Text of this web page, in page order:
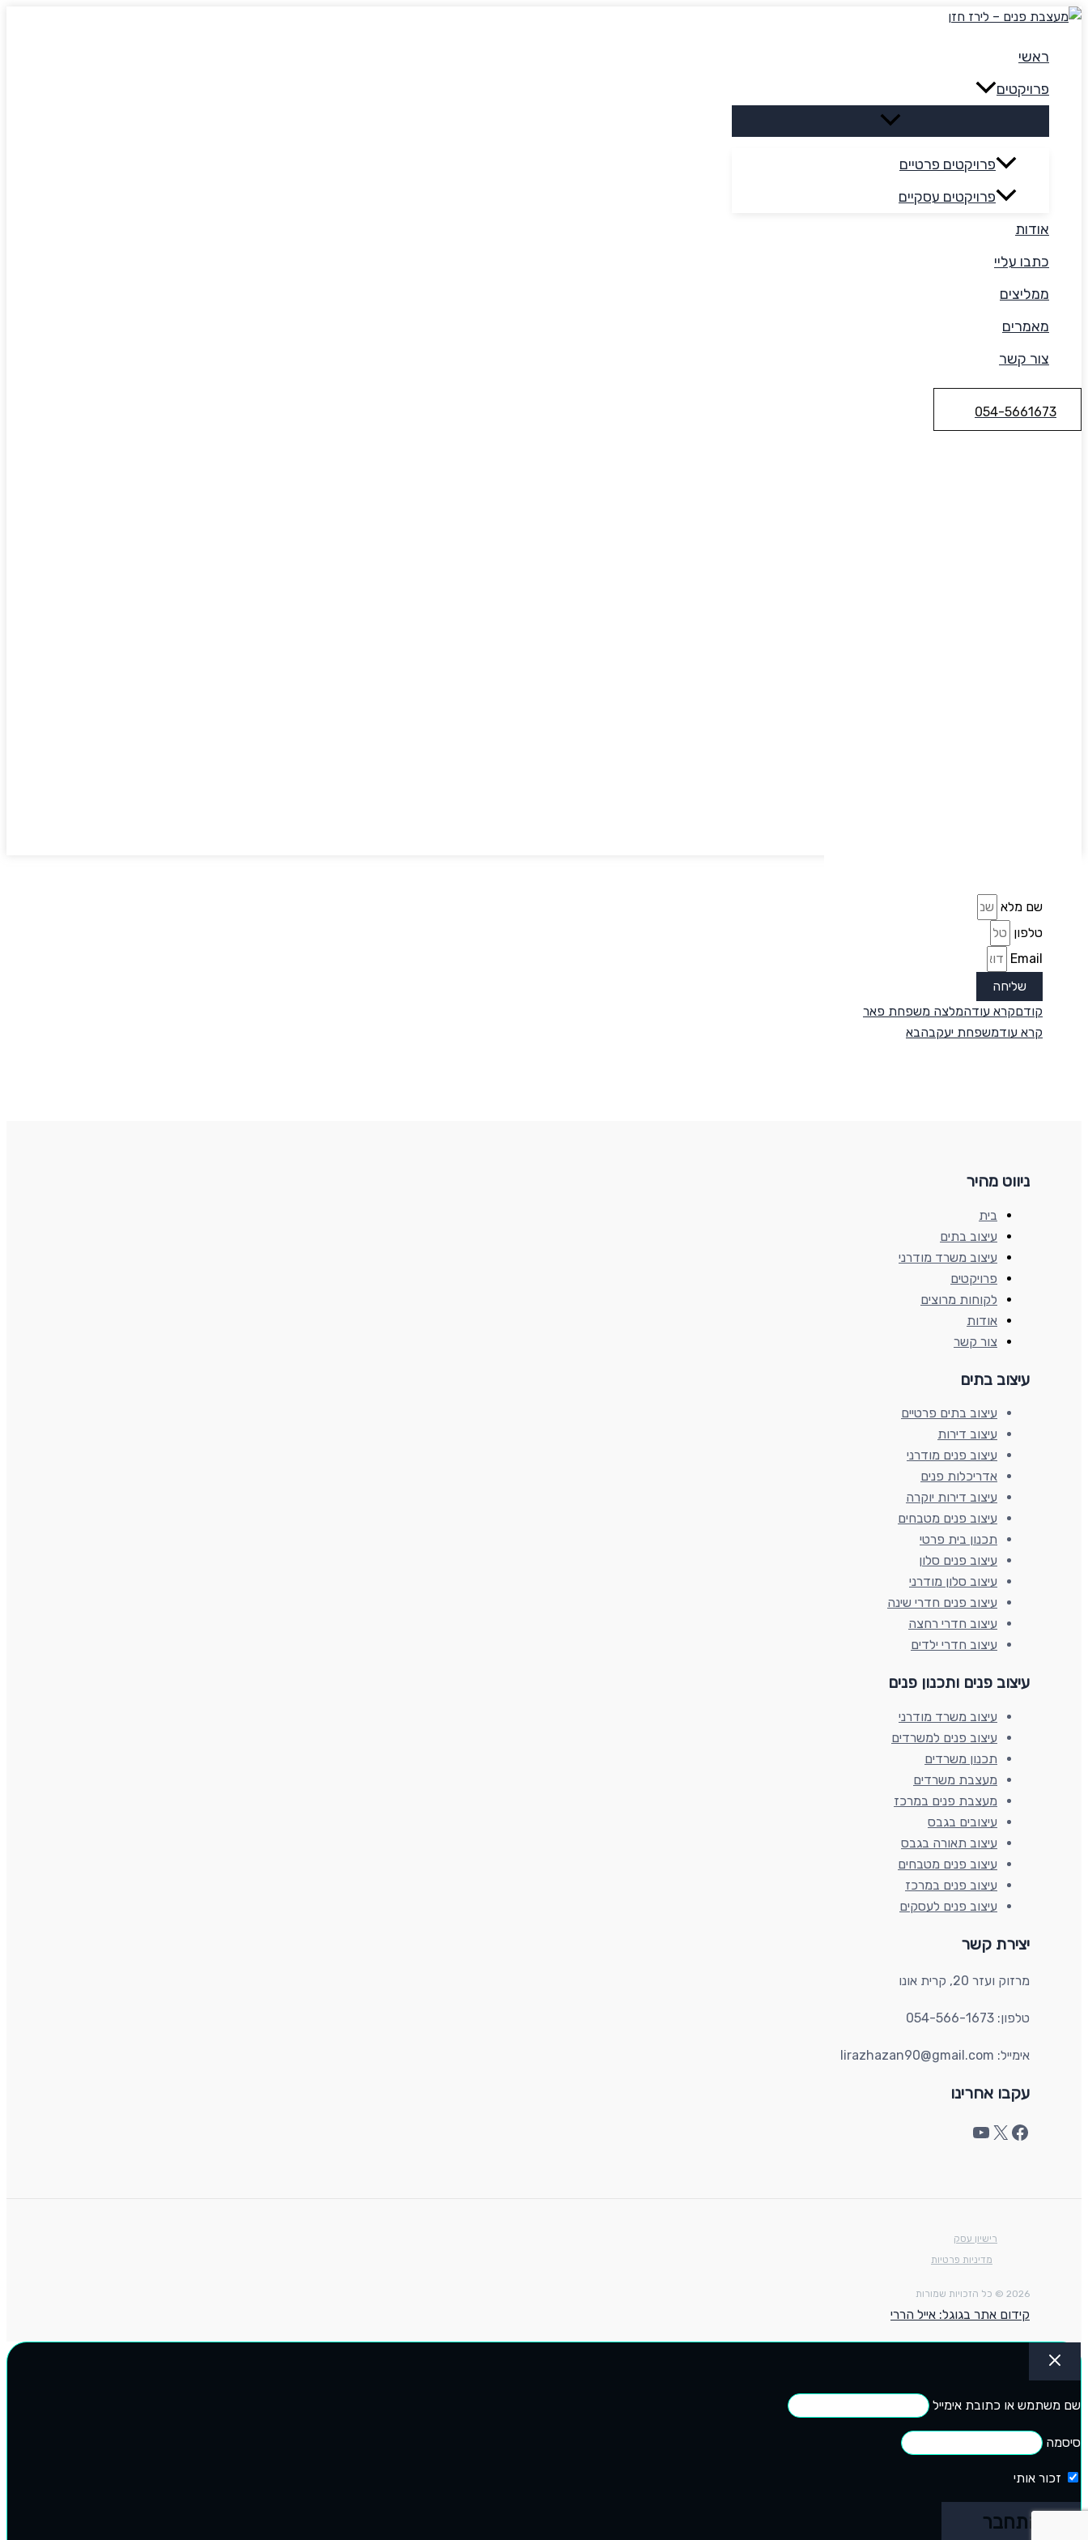
דילוג
ראשי
פרויקטים
פרויקטים פרטיים
פרויקטים עסקיים
אודות
כתבו עליי
ממליצים
מאמרים
צור קשר
054-5661673
שם מלא
טלפון
Email
שליחה
קודםקרא עודהמלצה משפחת פאר
קרא עודמשפחת יעקבהבא
ניווט מהיר
בית
עיצוב בתים
עיצוב משרד מודרני
פרויקטים
לקוחות מרוצים
אודות
צור קשר
עיצוב בתים​
עיצוב בתים פרטיים
עיצוב דירות
עיצוב פנים מודרני
אדריכלות פנים
עיצוב דירות יוקרה
עיצוב פנים מטבחים
תכנון בית פרטי
עיצוב פנים סלון
עיצוב סלון מודרני
עיצוב פנים חדרי שינה
עיצוב חדרי רחצה
עיצוב חדרי ילדים
עיצוב פנים ותכנון פנים​
עיצוב משרד מודרני
עיצוב פנים למשרדים
תכנון משרדים
מעצבת משרדים
מעצבת פנים במרכז
עיצובים בגבס
עיצוב תאורה בגבס
עיצוב פנים מטבחים
עיצוב פנים במרכז
עיצוב פנים לעסקים
יצירת קשר​
מרזוק ועזר 20, קרית אונו​
טלפון: 054-566-1673
אימייל: lirazhazan90@gmail.com
עקבו אחרינו
רישיון עסק
מדיניות פרטיות
2026 © כל הזכויות שמורות
קידום אתר בגוגל: אייל הררי
שם משתמש או כתובת אימייל
סיסמה
זכור אותי